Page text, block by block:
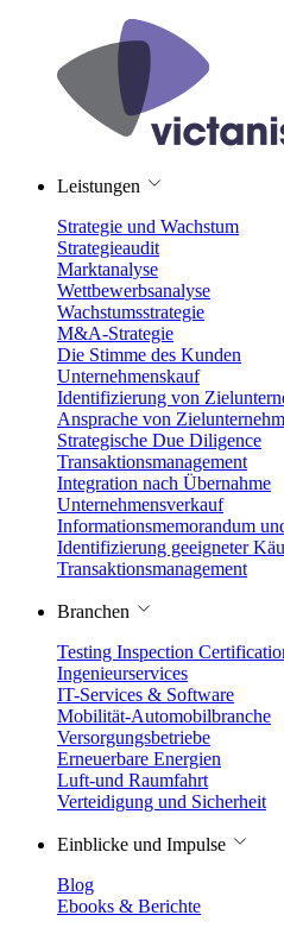
Leistungen
Strategie und Wachstum
Strategieaudit
Marktanalyse
Wettbewerbsanalyse
Wachstumsstrategie
M&A-Strategie
Die Stimme des Kunden
Unternehmenskauf
Identifizierung von
Ansprache von
Strategische Due Diligence
Transaktionsmanagement
Integration nach Übernahme
Unternehmensverkauf
Informationsmemorandum
Identifizierung geeigneter
Transaktionsmanagement
Branchen
Testing Inspection
Ingenieurservices
IT-Services & Software
Mobilität-Automobilbranche
Versorgungsbetriebe
Erneuerbare Energien
Luft-und Raumfahrt
Verteidigung und Sicherheit
Einblicke und Impulse
Blog
Ebooks & Berichte